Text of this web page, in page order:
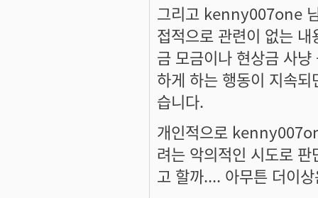
그리고 kenny007one
접적으로 관련이 없는
금 모금이나 현상금 사
하게 하는 행동이 지속
습니다.
개인적으로
려는 악의적인 시도로
고 할까.... 아무튼 더이